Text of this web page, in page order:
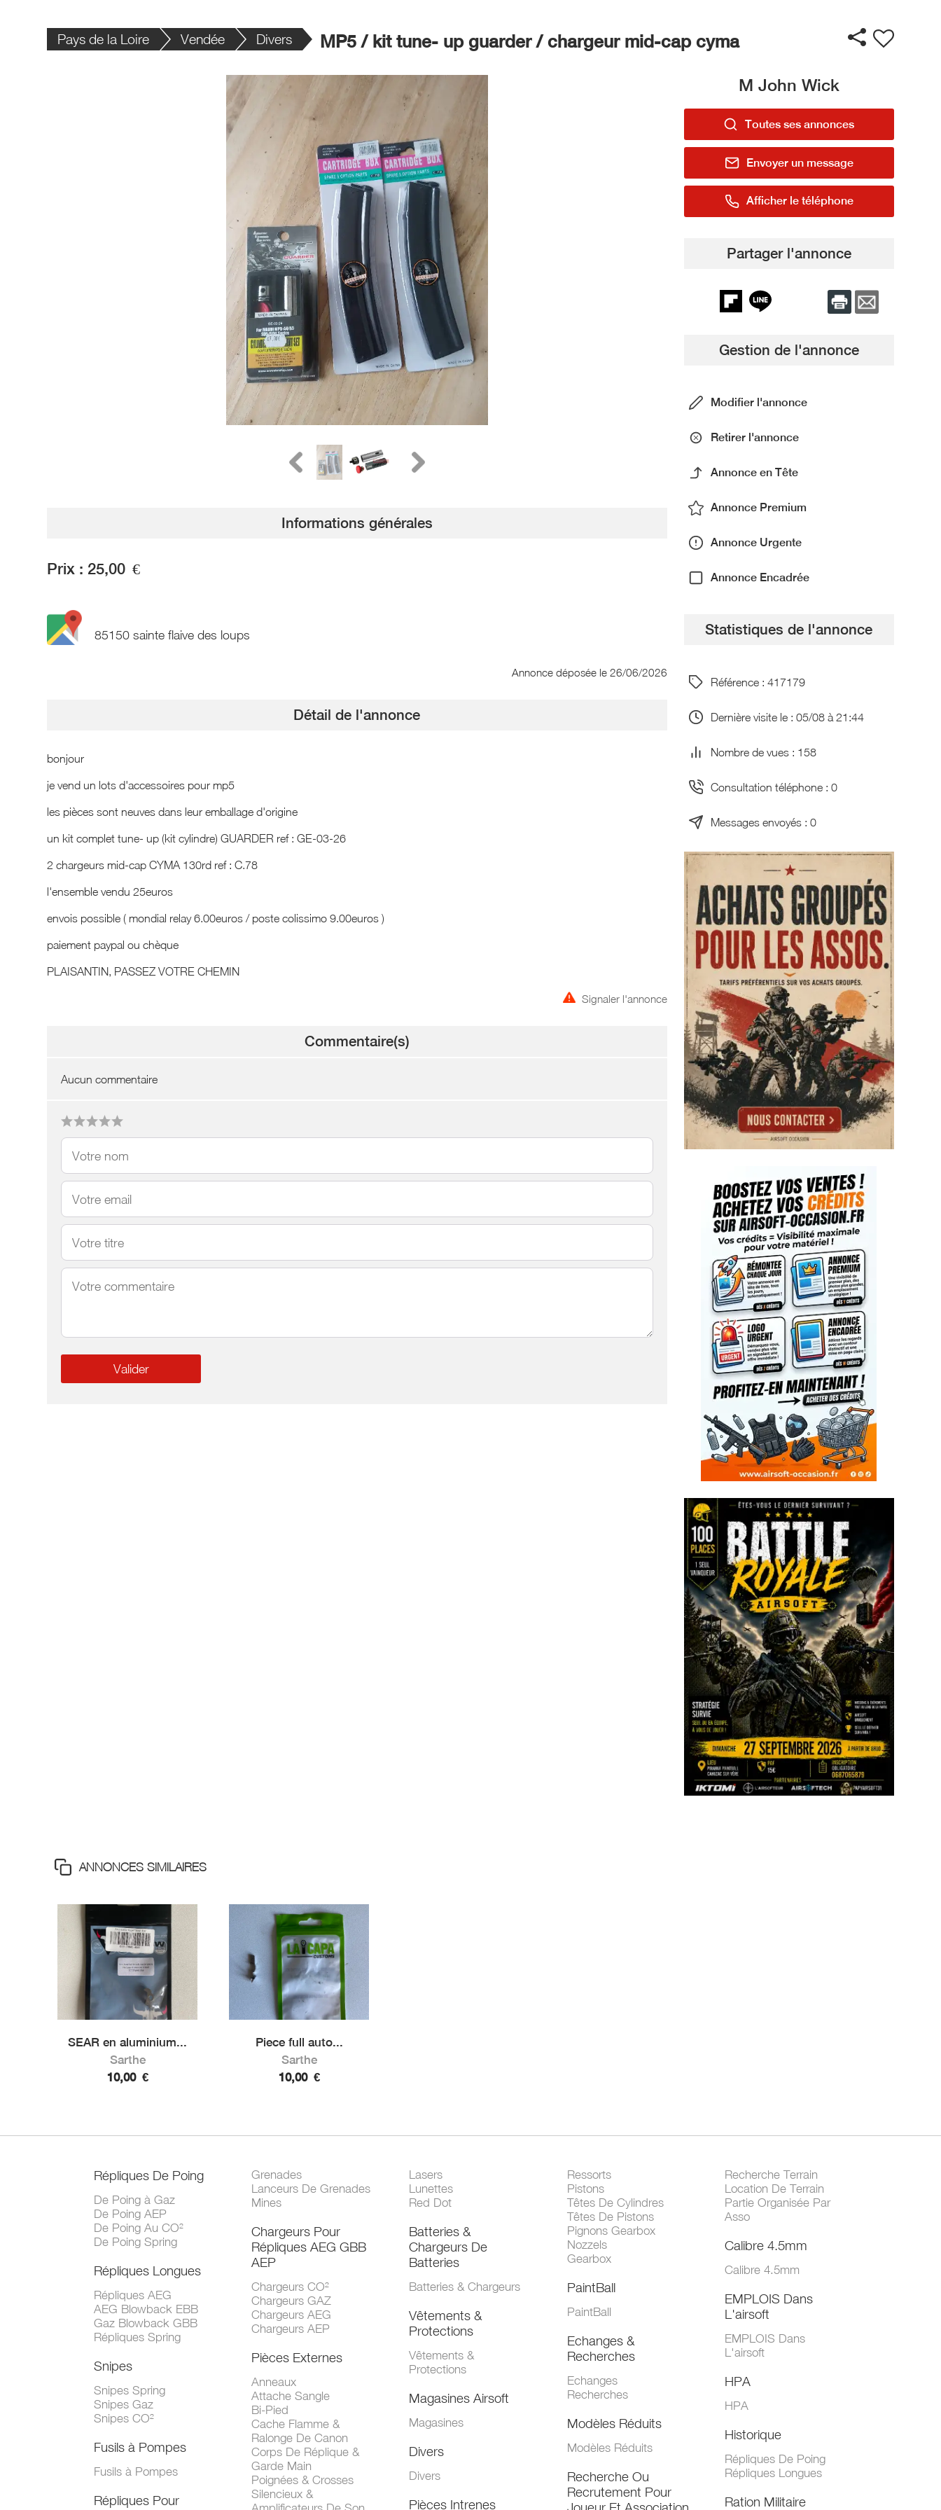
Pays de la Loire Vendée Divers MP5 / kit tune- up guarder / chargeur mid-cap cyma
Informations générales
Prix : 25,00 €
85150 sainte flaive des loups
Annonce déposée le 26/06/2026
Détail de l'annonce
bonjour
je vend un lots d'accessoires pour mp5
les pièces sont neuves dans leur emballage d'origine
un kit complet tune- up (kit cylindre) GUARDER ref : GE-03-26
2 chargeurs mid-cap CYMA 130rd ref : C.78
l'ensemble vendu 25euros
envois possible ( mondial relay 6.00euros / poste colissimo 9.00euros )
paiement paypal ou chèque
PLAISANTIN, PASSEZ VOTRE CHEMIN
Signaler l'annonce
Commentaire(s)
Aucun commentaire
M John Wick
Toutes ses annonces
Envoyer un message
Afficher le téléphone
Partager l'annonce
Gestion de l'annonce
Modifier l'annonce
Retirer l'annonce
Annonce en Tête
Annonce Premium
Annonce Urgente
Annonce Encadrée
Statistiques de l'annonce
Référence : 417179
Dernière visite le : 05/08 à 21:44
Nombre de vues : 158
Consultation téléphone : 0
Messages envoyés : 0
ANNONCES SIMILAIRES
SEAR en aluminium...
Sarthe
10,00 €
Piece full auto...
Sarthe
10,00 €
Répliques De Poing
De Poing à Gaz
De Poing AEP
De Poing Au CO²
De Poing Spring
Répliques Longues
Répliques AEG
AEG Blowback EBB
Gaz Blowback GBB
Répliques Spring
Snipes
Snipes Spring
Snipes Gaz
Snipes CO²
Fusils à Pompes
Fusils à Pompes
Répliques Pour
Grenades
Lanceurs De Grenades
Mines
Chargeurs Pour
Répliques AEG GBB
AEP
Chargeurs CO²
Chargeurs GAZ
Chargeurs AEG
Chargeurs AEP
Pièces Externes
Anneaux
Attache Sangle
Bi-Pied
Cache Flamme &
Ralonge De Canon
Corps De Réplique &
Garde Main
Poignées & Crosses
Silencieux &
Lasers
Lunettes
Red Dot
Batteries &
Chargeurs De
Batteries
Batteries & Chargeurs
Vêtements &
Protections
Vêtements &
Protections
Magasines Airsoft
Magasines
Divers
Divers
Pièces Intrenes
Ressorts
Pistons
Têtes De Cylindres
Têtes De Pistons
Pignons Gearbox
Nozzels
Gearbox
PaintBall
PaintBall
Echanges &
Recherches
Echanges
Recherches
Modèles Réduits
Modèles Réduits
Recherche Ou
Recrutement Pour
Recherche Terrain
Location De Terrain
Partie Organisée Par
Asso
Calibre 4.5mm
Calibre 4.5mm
EMPLOIS Dans
L'airsoft
EMPLOIS Dans
L'airsoft
HPA
HPA
Historique
Répliques De Poing
Répliques Longues
Ration Militaire